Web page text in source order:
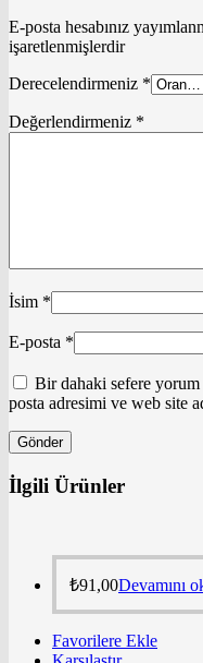
E-posta hesabınız
işaretlenmişlerdir
Derecelendirmeniz *
Değerlendirmeniz *
İsim *
E-posta *
Bir dahaki sefere yorum
posta adresimi ve web site
İlgili Ürünler
₺91,00Devamını
Favorilere Ekle